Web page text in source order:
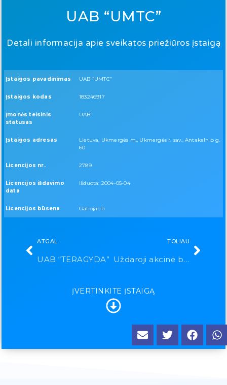
UAB “UMTC”
Detali informacija apie sveikatos priežiūros įstaigą
Įstaigos pavadinimas UAB “UMTC”
Įstaigos kodas 183246917
Įmonės teisinis
statusas
UAB
Įstaigos adresas
Lietuva, Ukmergės m., Ukmergės r. sav., Antakalnio g.
60
Licencijos nr. 2789
Licencijos išdavimo
data
Išduota: 2004-05-04
Licencijos būsena Galiojanti
ATGAL
UAB “TERAGYDA”
TOLIAU
Uždaroji akcinė bendrovė Vilkmergės klinika
ĮVERTINKITE ĮSTAIGĄ